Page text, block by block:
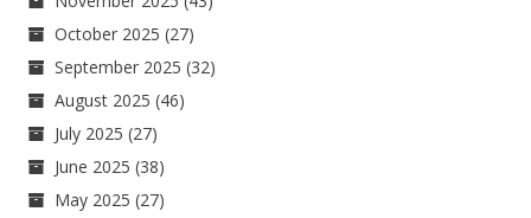
October 2025 (27)
September 2025 (32)
August 2025 (46)
July 2025 (27)
June 2025 (38)
May 2025 (27)